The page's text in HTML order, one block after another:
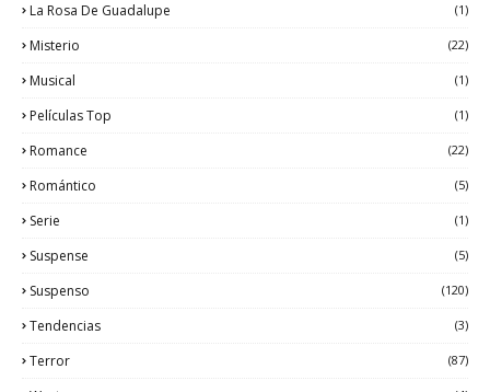
La Rosa De Guadalupe (1)
Misterio (22)
Musical (1)
Películas Top (1)
Romance (22)
Romántico (5)
Serie (1)
Suspense (5)
Suspenso (120)
Tendencias (3)
Terror (87)